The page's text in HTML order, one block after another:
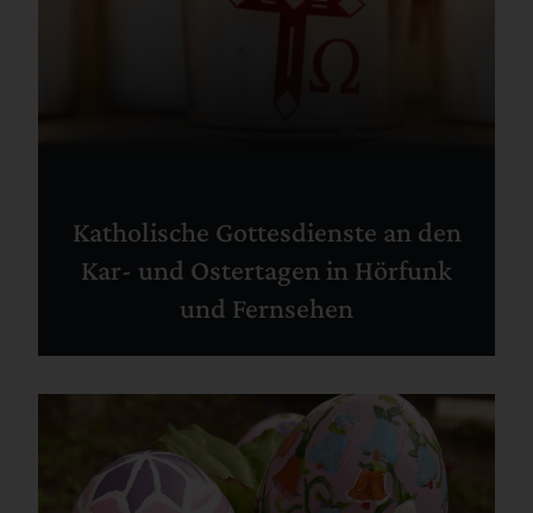
Katholische Gottesdienste an den
Kar- und Ostertagen in Hörfunk
und Fernsehen